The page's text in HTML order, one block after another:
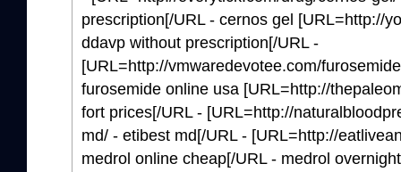
prescription[/URL - cernos gel [URL=http://
ddavp without prescription[/URL -
[URL=http://vmwaredevotee.com/
furosemide online usa [URL=http://
fort prices[/URL - [URL=http://
md/ - etibest md[/URL - [URL=http://
medrol online cheap[/URL - medrol overnight